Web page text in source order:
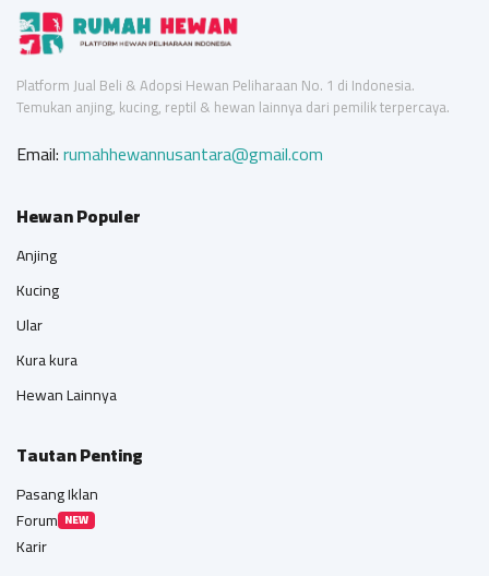
Platform Jual Beli & Adopsi Hewan Peliharaan No. 1 di Indonesia.
Temukan anjing, kucing, reptil & hewan lainnya dari pemilik terpercaya.
Email:rumahhewannusantara@gmail.com
Hewan Populer
Anjing
Kucing
Ular
Kura kura
Hewan Lainnya
Tautan Penting
Pasang Iklan
Forum NEW
Karir